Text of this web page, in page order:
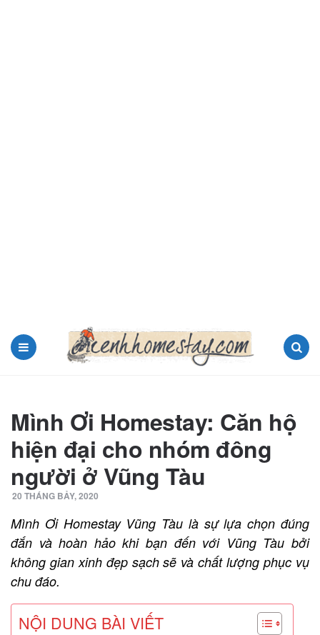
Mình Ơi Homestay: Căn hộ
hiện đại cho nhóm đông
người ở Vũng Tàu
20 THÁNG BẢY, 2020
Mình Ơi Homestay Vũng Tàu là sự lựa chọn đúng
đắn và hoàn hảo khi bạn đến với Vũng Tàu bởi
không gian xinh đẹp sạch sẽ và chất lượng phục vụ
chu đáo.
NỘI DUNG BÀI VIẾT